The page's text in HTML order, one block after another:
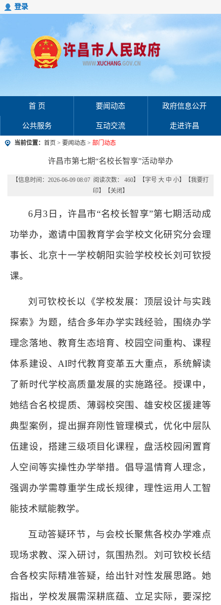
登录
首 页 要闻动态 政府信息公开
公共服务 互动交流 走进许昌
当前位置： 首页 > 要闻动态 > 部门动态
许昌市第七期“名校长智享”活动举办
【信息时间：2026-06-09 08:07 阅读次数： 460】【字号 大 中 小】【我要打
印】【关闭 】
6月3日，许昌市“名校长智享”第七期活动成
功举办，邀请中国教育学会学校文化研究分会理
事长、北京十一学校朝阳实验学校校长刘可钦授
课。
刘可钦校长以《学校发展：顶层设计与实践
探索》为题，结合多年办学实践经验，围绕办学
理念落地、教育生态培育、校园空间重构、课程
体系建设、AI时代教育变革五大重点，系统解读
了新时代学校高质量发展的实施路径。授课中，
她结合名校提质、薄弱校突围、雄安校区援建等
典型案例，提出摒弃刚性管理模式，优化中层队
伍建设，搭建三级项目化课程，盘活校园闲置育
人空间等实操性办学举措。倡导温情育人理念，
强调办学需尊重学生成长规律，理性运用人工智
能技术赋能教学。
互动答疑环节，与会校长聚焦各校办学难点
现场求教、深入研讨，氛围热烈。刘可钦校长结
合各校实际精准答疑，给出针对性发展思路。她
指出，学校发展需深耕底蕴、立足实际，要深挖